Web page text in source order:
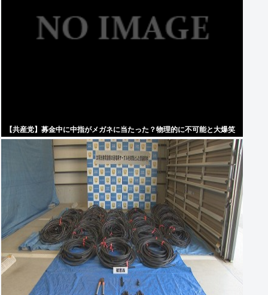
【共産党】募金中に中指がメガネに当たった？物理的に不可能と大爆笑